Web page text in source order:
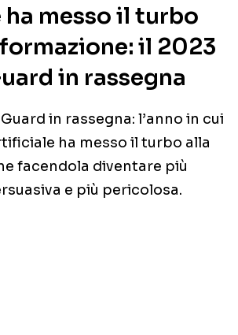
messo il turbo
il 2023
in rassegna
in rassegna: l’anno in cui
ha messo il turbo alla
facendola diventare più
e più pericolosa.